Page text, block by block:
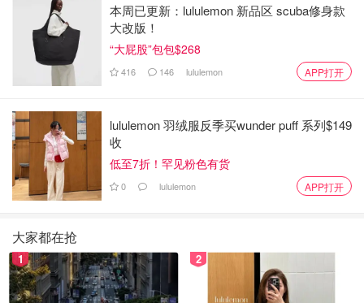
图片来自于@dailymail ，版权属于原作者
一次偶然，有位名叫Duana的顾客看到他后感到不解：“这
位老人为什么还在工作？”
当听完Gary的故事，她瞬间破防，决定为他发起募捐。虽然
距离目标还有很远，但人们的爱心像火苗一样在社区蔓延：
“他总是微笑着帮我装袋，从没抱怨过。他值得拥有安宁的
晚年。”
但话说回来，Gary曾站在人生巅峰，面对美国的高额医疗账
本周已更新：lululemon 新品区 scuba修身款
大改版！
“大屁股”包包$268
416 146 lululemon APP打开
lululemon 羽绒服反季买wunder puff 系列$149
收
低至7折！罕见粉色有货
0 lululemon APP打开
大家都在抢
1 2